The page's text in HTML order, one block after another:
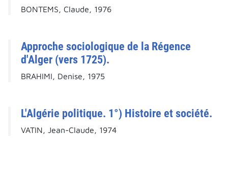
BONTEMS, Claude, 1976
Approche sociologique de la Régence
d'Alger (vers 1725).
BRAHIMI, Denise, 1975
L'Algérie politique. 1°) Histoire et société.
VATIN, Jean-Claude, 1974